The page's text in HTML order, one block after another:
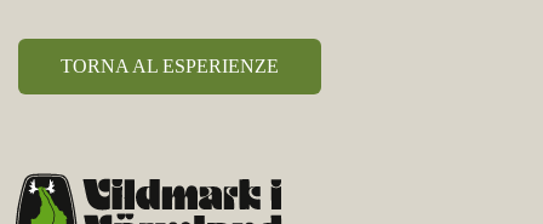
TORNA AL ESPERIENZE